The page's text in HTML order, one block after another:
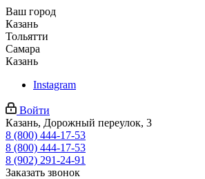
Ваш город
Казань
Тольятти
Самара
Казань
Instagram
Войти
Казань, Дорожный переулок, 3
8 (800) 444-17-53
8 (800) 444-17-53
8 (902) 291-24-91
Заказать звонок